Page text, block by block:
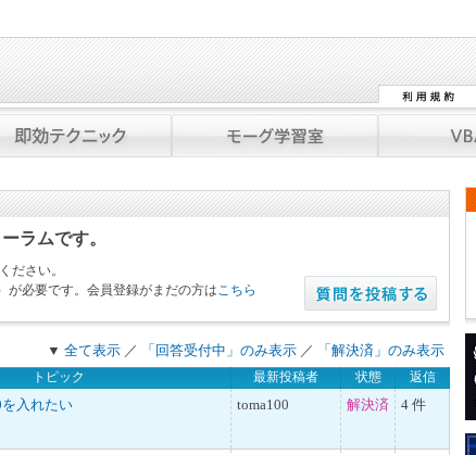
ラムです。
ださい。
が必要です。会員登録がまだの方は こちら
▼ 全て表示 ／ 「回答受付中」のみ表示 ／ 「解決済」のみ表示
トピック 最新投稿者 状態 返信
入れたい
toma100 解決済 4 件